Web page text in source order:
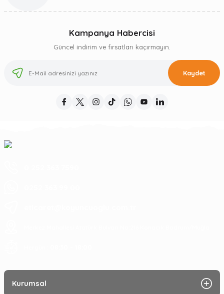
Kampanya Habercisi
Güncel indirim ve fırsatları kaçırmayın.
Kaydet
Kurumsal